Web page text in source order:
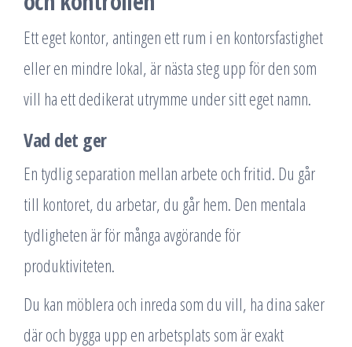
Ett eget kontor, antingen ett rum i en kontorsfastighet
eller en mindre lokal, är nästa steg upp för den som
vill ha ett dedikerat utrymme under sitt eget namn.
Vad det ger
En tydlig separation mellan arbete och fritid. Du går
till kontoret, du arbetar, du går hem. Den mentala
tydligheten är för många avgörande för
produktiviteten.
Du kan möblera och inreda som du vill, ha dina saker
där och bygga upp en arbetsplats som är exakt